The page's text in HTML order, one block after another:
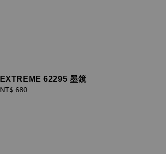
EXTREME 62295 墨鏡
Regular
NT$ 680